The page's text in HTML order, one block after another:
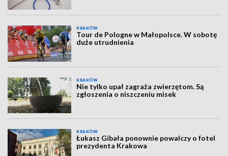
KRAKÓW
Tour de Pologne w Małopolsce. W sobotę
duże utrudnienia
KRAKÓW
Nie tylko upał zagraża zwierzętom. Są
zgłoszenia o niszczeniu misek
KRAKÓW
Łukasz Gibała ponownie powalczy o fotel
prezydenta Krakowa